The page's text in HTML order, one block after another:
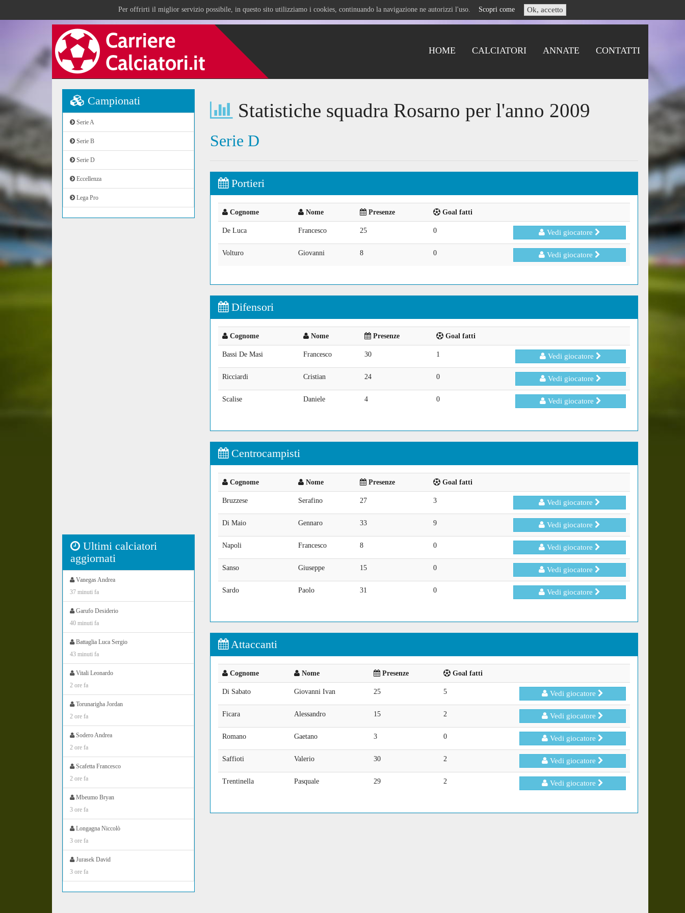
Per offrirti il miglior servizio possibile, in questo sito utilizziamo i cookies, continuando la navigazione ne autorizzi l'uso. Scopri come Ok, accetto
HOME CALCIATORI ANNATE CONTATTI
Campionati
Serie A
Serie B
Serie D
Eccellenza
Lega Pro
Ultimi calciatori
aggiornati
Vanegas Andrea
37 minuti fa
Garufo Desiderio
40 minuti fa
Battaglia Luca Sergio
43 minuti fa
Vitali Leonardo
2 ore fa
Torunarigha Jordan
2 ore fa
Sodero Andrea
2 ore fa
Scafetta Francesco
2 ore fa
Mbeumo Bryan
3 ore fa
Longagna Niccolò
3 ore fa
Jurasek David
3 ore fa
Statistiche squadra Rosarno per l'anno 2009
Serie D
Portieri
Cognome Nome Presenze Goal fatti
De Luca Francesco 25 0 Vedi giocatore
Volturo Giovanni 8 0 Vedi giocatore
Difensori
Cognome Nome Presenze Goal fatti
Bassi De Masi Francesco 30 1 Vedi giocatore
Ricciardi Cristian 24 0 Vedi giocatore
Scalise Daniele 4 0 Vedi giocatore
Centrocampisti
Cognome Nome Presenze Goal fatti
Bruzzese Serafino 27 3 Vedi giocatore
Di Maio Gennaro 33 9 Vedi giocatore
Napoli Francesco 8 0 Vedi giocatore
Sanso Giuseppe 15 0 Vedi giocatore
Sardo Paolo 31 0 Vedi giocatore
Attaccanti
Cognome Nome Presenze Goal fatti
Di Sabato Giovanni Ivan 25 5 Vedi giocatore
Ficara Alessandro 15 2 Vedi giocatore
Romano Gaetano 3 0 Vedi giocatore
Saffioti Valerio 30 2 Vedi giocatore
Trentinella Pasquale 29 2 Vedi giocatore